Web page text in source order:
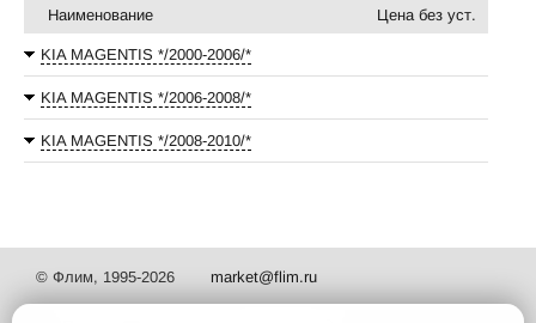
Наименование Цена без уст.
KIA MAGENTIS */2000-2006/*
KIA MAGENTIS */2006-2008/*
KIA MAGENTIS */2008-2010/*
© Флим, 1995-2026 market@flim.ru